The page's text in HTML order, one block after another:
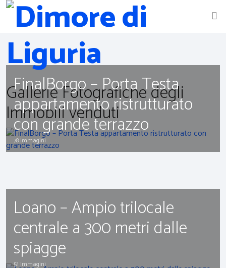
Gallerie Fotografiche degli
Immobili venduti
FinalBorgo – Porta Testa
appartamento ristrutturato
con grande terrazzo
78 Immagini
Loano – Ampio trilocale
centrale a 300 metri dalle
spiagge
51 Immagini